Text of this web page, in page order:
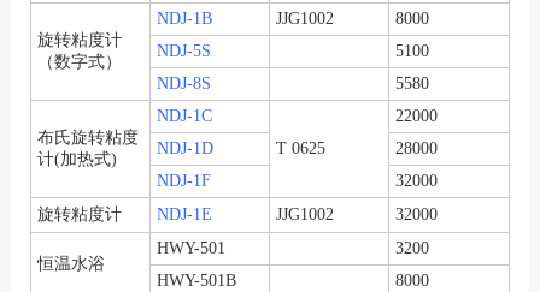
旋转粘度计
（数字式）
NDJ-1B JJG1002
8000
NDJ-5S
5100
NDJ-8S
5580
布氏旋转粘度
计(加热式)
NDJ-1C
T 0625
22000
NDJ-1D
28000
NDJ-1F
32000
旋转粘度计
NDJ-1E JJG1002 32000
恒温水浴
HWY-501
3200
HWY-501B
8000